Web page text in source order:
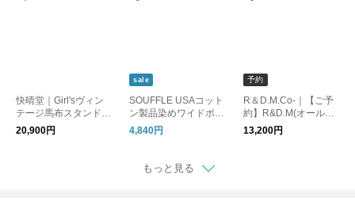
快晴堂｜Girl'sヴィン
テージ馬布スタンド
斜めポケ・イージーパ
ンツ(63P-33)かいせい
20,900円
sale
SOUFFLE USAコット
ン製品染めワイドポン
チョ7分袖TEE(26S-C
021)【メール便対象】
4,840円
予約
R＆D.M.Co-｜【ご予
約】R&D.M(オールド
マンズテーラー) TEA
PLEASE BAG(OLD74
13,200円
もっと見る